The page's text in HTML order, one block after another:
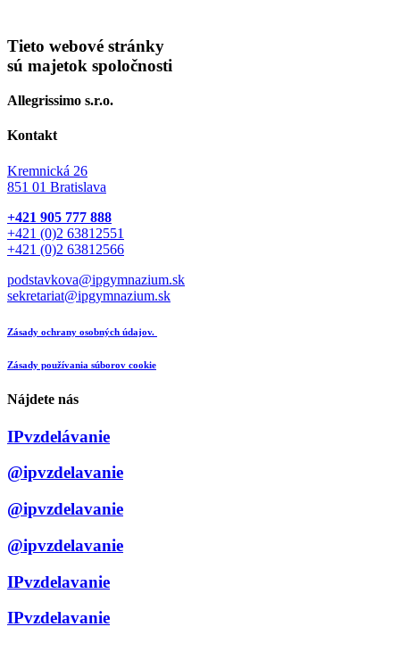
Tieto webové stránky
sú majetok spoločnosti
Allegrissimo s.r.o.
Kontakt
Kremnická 26
851 01 Bratislava
+421 905 777 888
+421 (0)2 63812551
+421 (0)2 63812566
podstavkova@ipgymnazium.sk
sekretariat@ipgymnazium.sk
Zásady ochrany osobných údajov.
Zásady používania súborov cookie
Nájdete nás
IPvzdelávanie
@ipvzdelavanie
@ipvzdelavanie
@ipvzdelavanie
IPvzdelavanie
IPvzdelavanie